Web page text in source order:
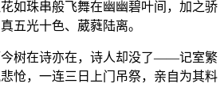
如珠串般飞舞在幽幽碧叶间，加之骄
五光十色、葳蕤陆离。
今树在诗亦在，诗人却没了——记室繁
怆，一连三日上门吊祭，亲自为其料